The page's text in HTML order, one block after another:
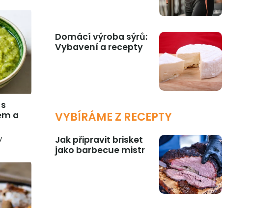
a
Domácí výroba sýrů:
Vybavení a recepty
VYBÍRÁME Z RECEPTY
Jak připravit brisket
jako barbecue mistr